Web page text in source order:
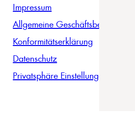
Impressum
Allgemeine Geschäftsbedingungen
Konformitätserklärung
Datenschutz
Privatsphäre Einstellungen